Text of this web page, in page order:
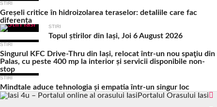
STIRI
Greșeli critice în hidroizolarea teraselor: detaliile care fac
diferența
STIRI
Topul știrilor din Iași, Joi 6 August 2026
STIRI
Singurul KFC Drive-Thru din Iași, relocat într-un nou spaţiu din
Palas, cu peste 400 mp la interior și servicii disponibile non-
stop
STIRI
Mindtale aduce tehnologia și empatia într-un singur loc
Portalul Orasului Iasi